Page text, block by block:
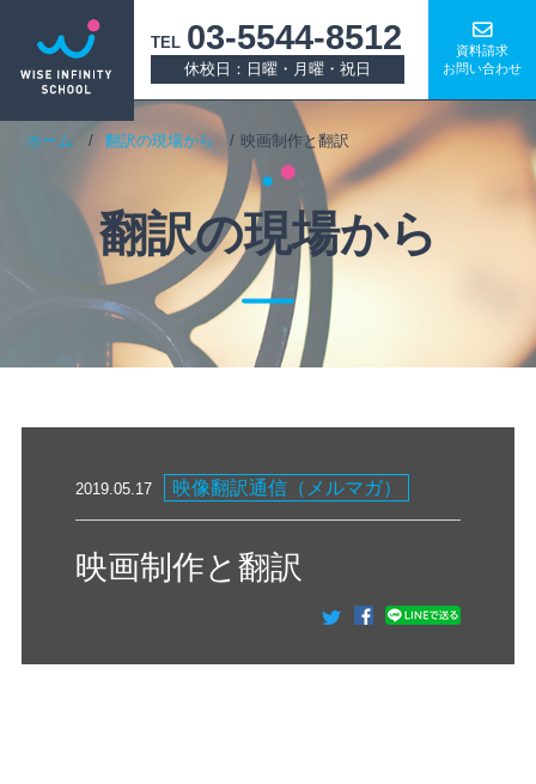
TEL 03-5544-8512
休校日：日曜・月曜・祝日
資料請求
お問い合わせ
ホーム 翻訳の現場から 映画制作と翻訳
翻訳の現場から
2019.05.17 映像翻訳通信（メルマガ）
映画制作と翻訳